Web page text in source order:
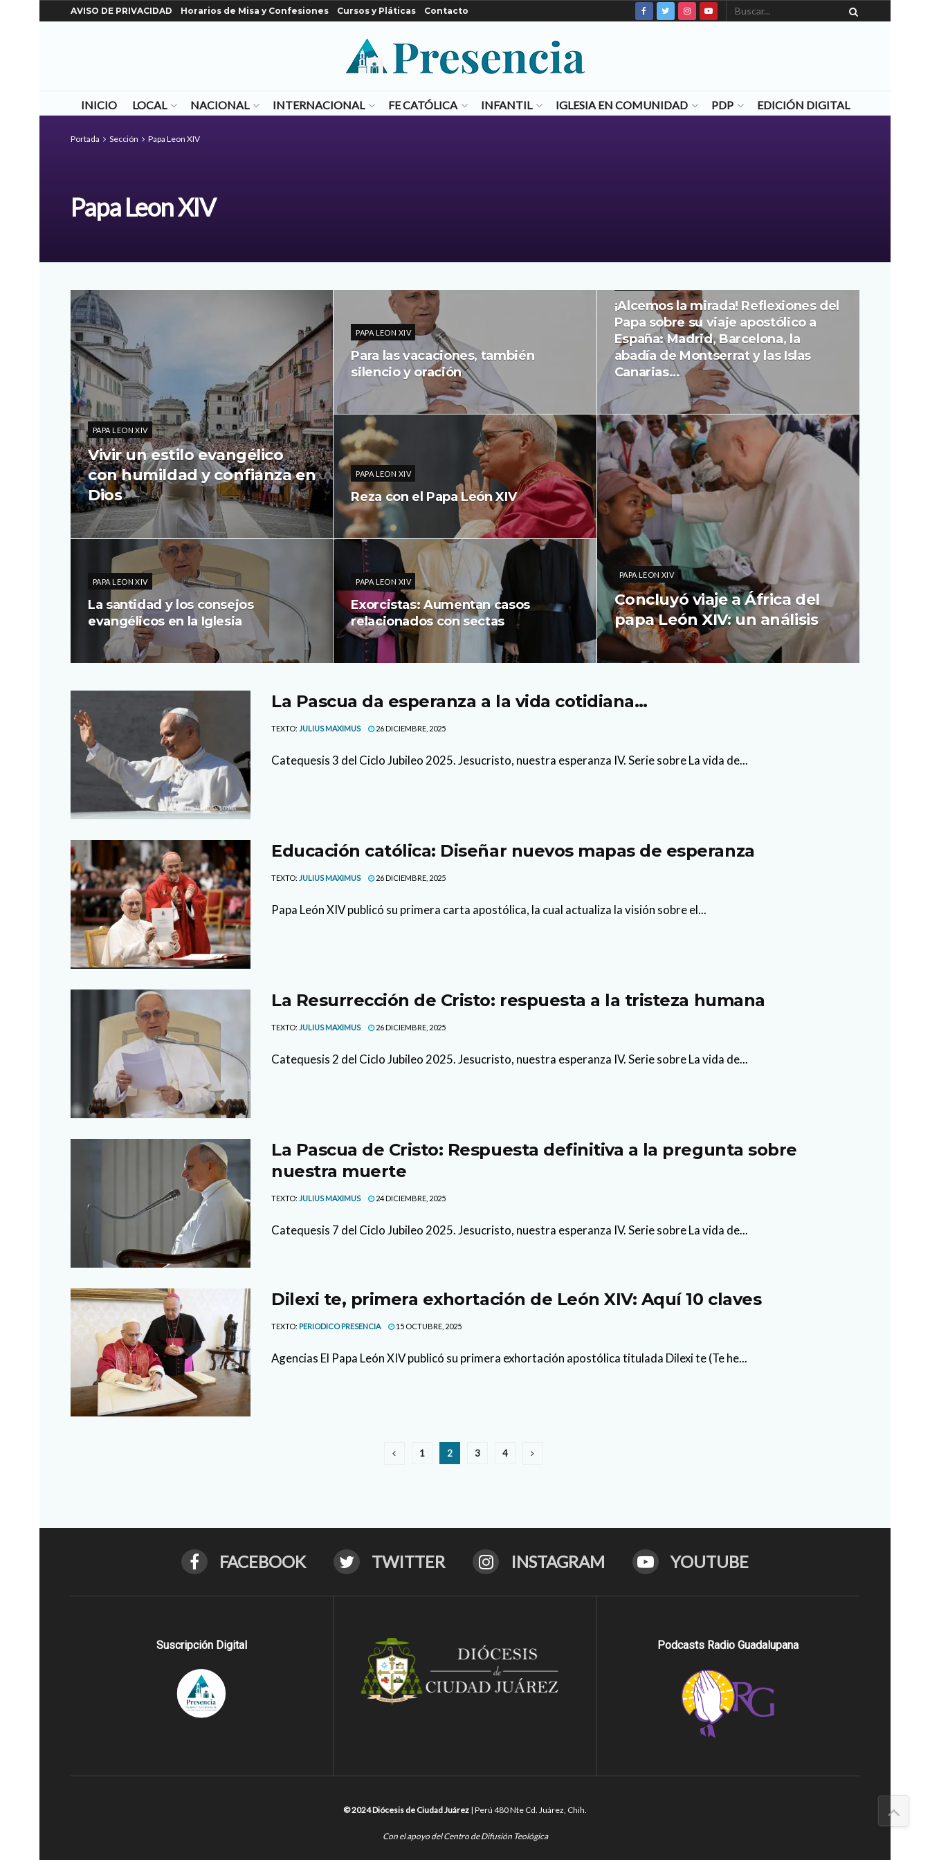
AVISO DE PRIVACIDAD Horarios de Misa y Confesiones Cursos y Pláticas Contacto
INICIO LOCAL NACIONAL INTERNACIONAL FE CATÓLICA INFANTIL IGLESIA EN COMUNIDAD PDP EDICIÓN DIGITAL
Portada Sección Papa Leon XIV
Papa Leon XIV
PAPA LEON XIV
Vivir un estilo evangélico
con humildad y confianza en
Dios
PAPA LEON XIV
Para las vacaciones, también
silencio y oración
¡Alcemos la mirada! Reflexiones del
Papa sobre su viaje apostólico a
España: Madrid, Barcelona, la
abadía de Montserrat y las Islas
Canarias…
PAPA LEON XIV
Reza con el Papa León XIV
PAPA LEON XIV
Concluyó viaje a África del
papa León XIV: un análisis
PAPA LEON XIV
La santidad y los consejos
evangélicos en la Iglesia
PAPA LEON XIV
Exorcistas: Aumentan casos
relacionados con sectas
La Pascua da esperanza a la vida cotidiana…
TEXTO: JULIUS MAXIMUS 26 DICIEMBRE, 2025
Catequesis 3 del Ciclo Jubileo 2025. Jesucristo, nuestra esperanza IV. Serie sobre La vida de...
Educación católica: Diseñar nuevos mapas de esperanza
TEXTO: JULIUS MAXIMUS 26 DICIEMBRE, 2025
Papa León XIV publicó su primera carta apostólica, la cual actualiza la visión sobre el...
La Resurrección de Cristo: respuesta a la tristeza humana
TEXTO: JULIUS MAXIMUS 26 DICIEMBRE, 2025
Catequesis 2 del Ciclo Jubileo 2025. Jesucristo, nuestra esperanza IV. Serie sobre La vida de...
La Pascua de Cristo: Respuesta definitiva a la pregunta sobre
nuestra muerte
TEXTO: JULIUS MAXIMUS 24 DICIEMBRE, 2025
Catequesis 7 del Ciclo Jubileo 2025. Jesucristo, nuestra esperanza IV. Serie sobre La vida de...
Dilexi te, primera exhortación de León XIV: Aquí 10 claves
TEXTO: PERIODICO PRESENCIA 15 OCTUBRE, 2025
Agencias El Papa León XIV publicó su primera exhortación apostólica titulada Dilexi te (Te he...
1 2 3 4
FACEBOOK TWITTER INSTAGRAM YOUTUBE
Suscripción Digital Podcasts Radio Guadalupana
© 2024 Diócesis de Ciudad Juárez | Perú 480 Nte Cd. Juárez, Chih.
Con el apoyo del Centro de Difusión Teológica